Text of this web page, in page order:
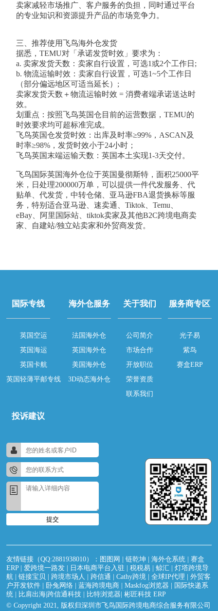
卖家减轻市场推广、客户服务的负担，同时通过平台
的专业知识和资源提升产品的市场竞争力。
三、推荐使用飞鸟海外仓发货
据悉，TEMU对「承诺发货时效」要求为：
a. 卖家发货天数：卖家自行设置，可选1或2个工作日;
b. 物流运输时效：卖家自行设置，可选1~5个工作日
（部分偏远地区可适当延长）;
卖家发货天数＋物流运输时效 = 消费者端承诺送达时
效。
划重点：按照飞鸟英国仓目前的运营数据，TEMU的
时效要求均可超标准完成。
飞鸟英国仓发货时效：出库及时率≥99%，ASCAN及
时率≥98%，发货时效小于24小时；
飞鸟英国末端运输天数：英国本土实现1-3天交付。
飞鸟国际英国海外仓位于英国曼彻斯特，面积25000平
米，日处理200000万单，可以提供一件代发服务、代
贴单、代发货，中转仓储、亚马逊FBA退货换标等服
务，特别适合亚马逊、速卖通、Tiktok、Temu、
eBay、阿里国际站、tiktok卖家及其他B2C跨境电商卖
家、自建站/独立站卖家和外贸商发货。
国际专线
英国空运
英国海运
英国卡航
英国轻薄平邮专线
海外仓服务
法国海外仓
英国海外仓
美国海外仓
3D动态海外仓
关于我们
公司简介
市场合作
开放职位
荣誉资质
联系我们
服务商专区
光子易
紫鸟
赛盒ERP
投诉建议
提交
友情链接（QQ:2881938010）： 图图网 |链乾坤 |海外仓系统 |赛盒
ERP|爱跨境一路发 日本电商平台入驻 |税税易 |鲸汇 |灯塔跨境导
航 |链接宝贝 |跨境市场人 |跨信通 |Cathy跨境 |全球IP代理 |外贸客
户开发软件
卧兔网络 |蓝海跨境电商 |Maskfog浏览器
国际快递系
统
比肩出海|跨信通科技 比特浏览器 |彬匠科技 ERP
© Copyright 2021, 版权归深圳市飞鸟国际跨境电商综合服务有限公司